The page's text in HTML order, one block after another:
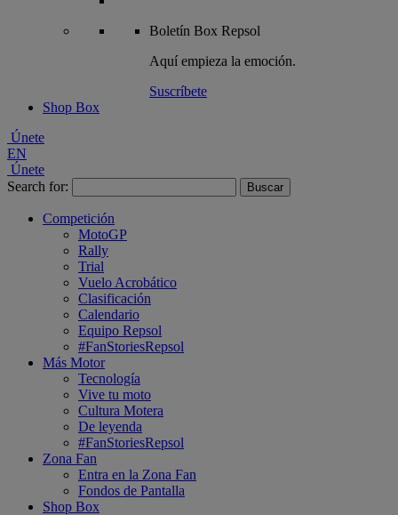
Boletín Box Repsol
Aquí empieza la emoción.
Suscríbete
Shop Box
Únete
EN
Únete
Search for:
Competición
MotoGP
Rally
Trial
Vuelo Acrobático
Clasificación
Calendario
Equipo Repsol
#FanStoriesRepsol
Más Motor
Tecnología
Vive tu moto
Cultura Motera
De leyenda
#FanStoriesRepsol
Zona Fan
Entra en la Zona Fan
Fondos de Pantalla
Shop Box